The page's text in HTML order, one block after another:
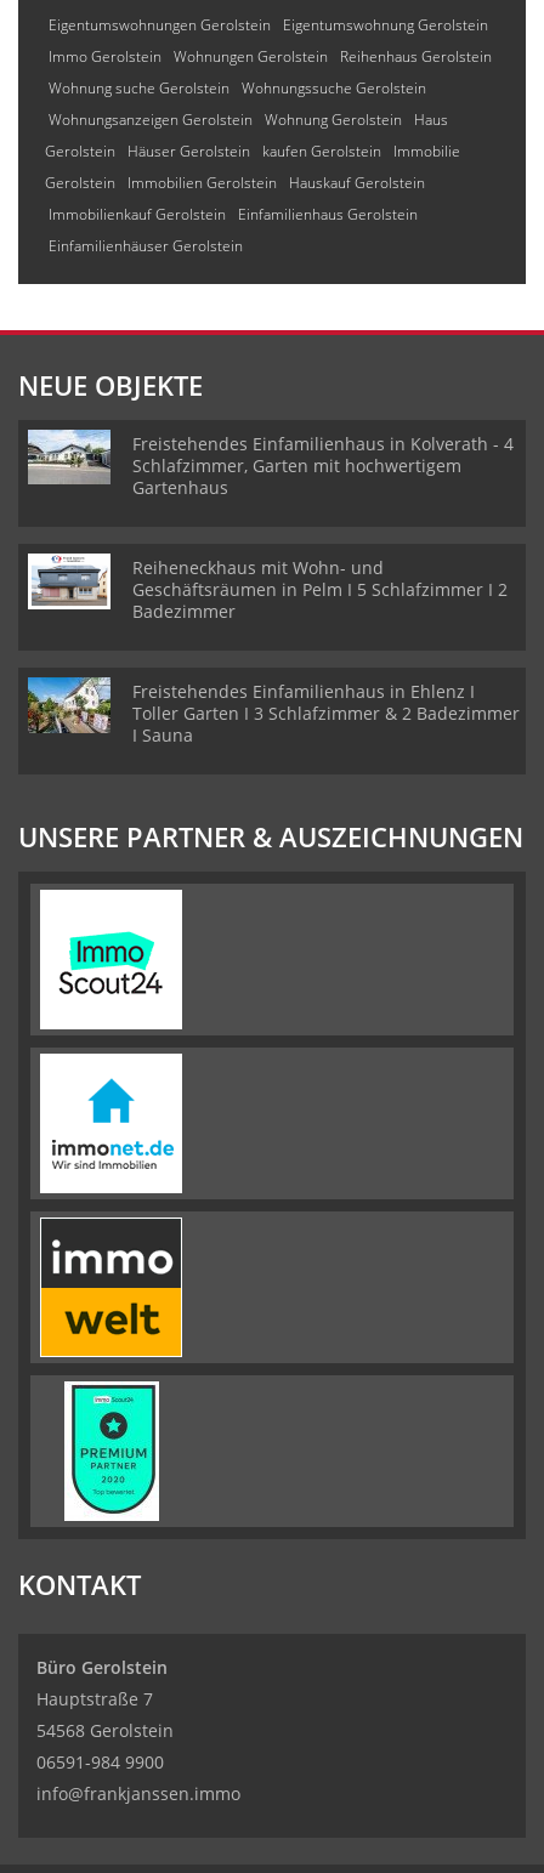
Eigentumswohnungen Gerolstein
Eigentumswohnung Gerolstein
Immo Gerolstein
Wohnungen Gerolstein
Reihenhaus Gerolstein
Wohnung suche Gerolstein
Wohnungssuche Gerolstein
Wohnungsanzeigen Gerolstein
Wohnung Gerolstein
Haus
Gerolstein
Häuser Gerolstein kaufen Gerolstein
Immobilie
Gerolstein
Immobilien Gerolstein
Hauskauf Gerolstein
Immobilienkauf Gerolstein
Einfamilienhaus Gerolstein
Einfamilienhäuser Gerolstein
NEUE OBJEKTE
Freistehendes Einfamilienhaus in Kolverath - 4
Schlafzimmer, Garten mit hochwertigem
Gartenhaus
Reiheneckhaus mit Wohn- und
Geschäftsräumen in Pelm I 5 Schlafzimmer I 2
Badezimmer
Freistehendes Einfamilienhaus in Ehlenz I
Toller Garten I 3 Schlafzimmer & 2 Badezimmer
I Sauna
UNSERE PARTNER & AUSZEICHNUNGEN
KONTAKT
Büro Gerolstein
Hauptstraße 7
54568 Gerolstein
06591-984 9900
info@frankjanssen.immo